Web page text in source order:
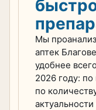
Мы
аптек
удобнее
2026 году:
по